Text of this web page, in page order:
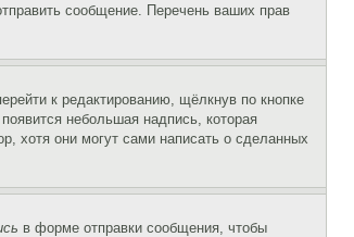
сообщение. Перечень ваших прав
к редактированию, щёлкнув по кнопке
небольшая надпись, которая
хотя они могут сами написать о сделанных
в форме отправки сообщения, чтобы